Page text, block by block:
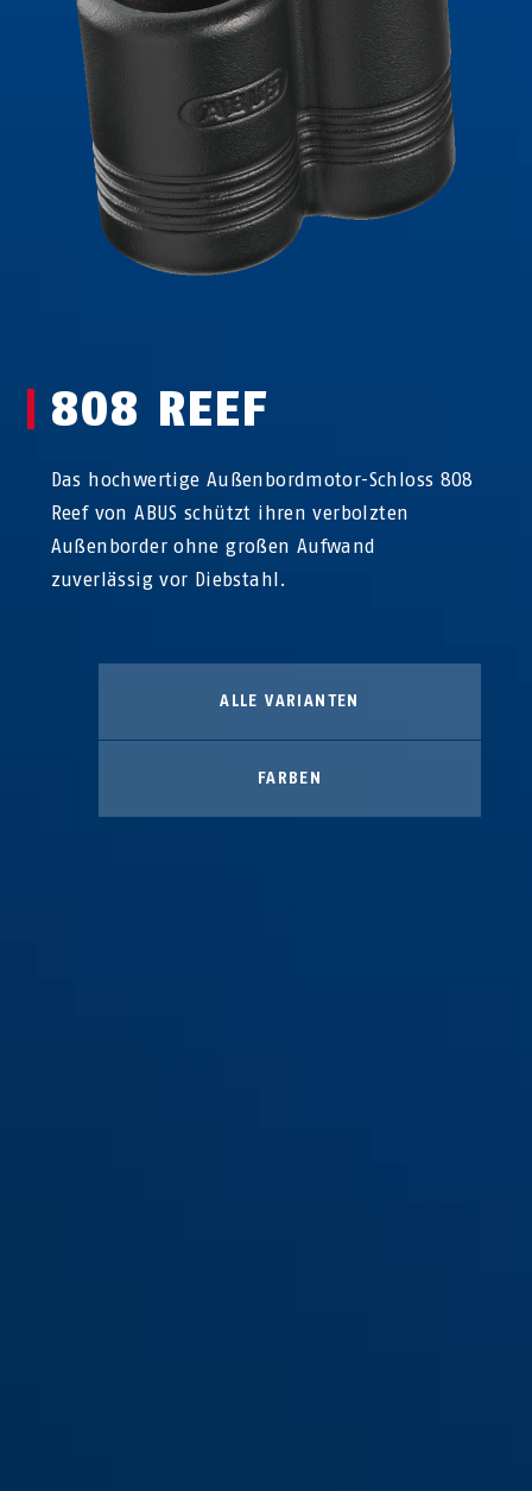
808 REEF
Das hochwertige Außenbordmotor-Schloss 808
Reef von ABUS schützt ihren verbolzten
Außenborder ohne großen Aufwand
zuverlässig vor Diebstahl.
ALLE VARIANTEN
FARBEN